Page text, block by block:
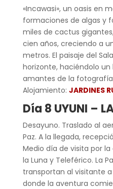
«Incawasi», un oasis en
formaciones de algas y
miles de cactus
cien años, creciendo a
metros. El paisaje del
horizonte, haciéndolo un
amantes de la
Alojamiento: JARDINES
Día 8 UYUNI –
Desayuno. Traslado al
Paz. A la llegada,
Medio día de visita por la
la Luna y Teleférico. La
transportan al visitante
donde la aventura